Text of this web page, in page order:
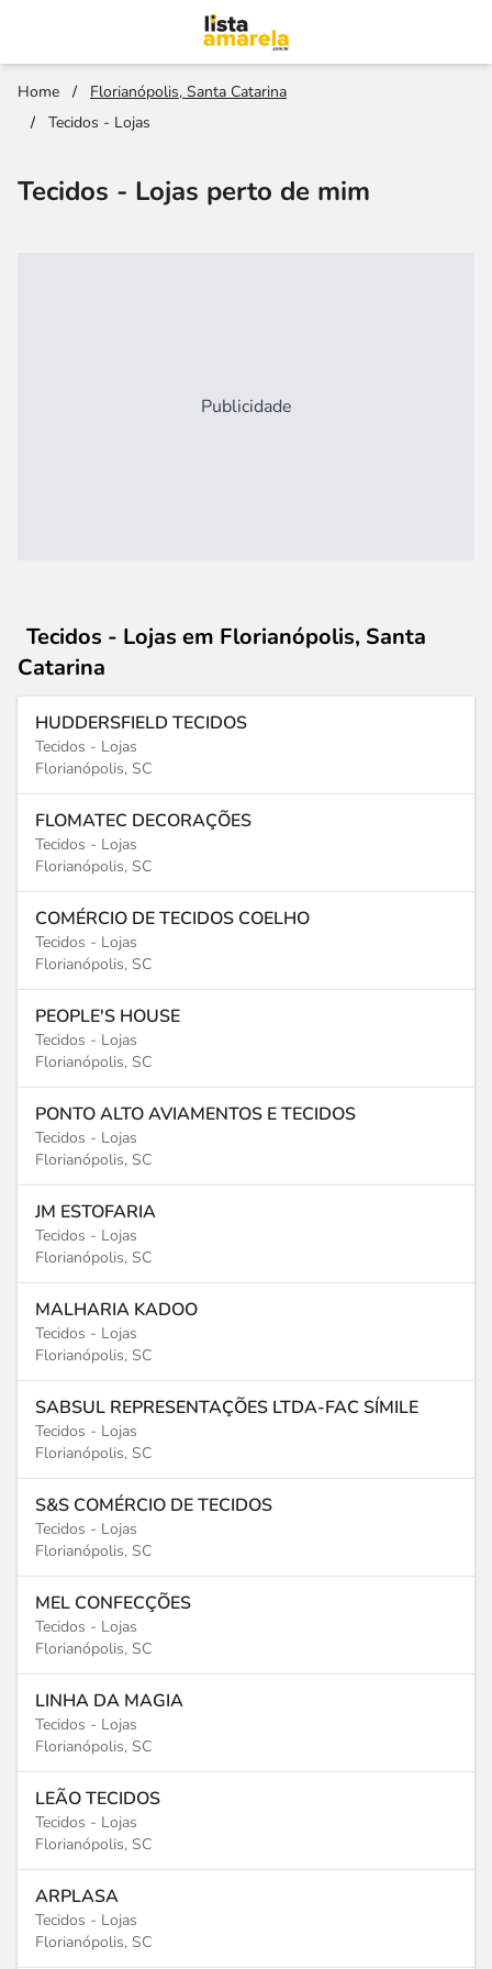
Home /
Florianópolis, Santa Catarina
/
Tecidos - Lojas
Tecidos - Lojas perto de mim
Publicidade
Tecidos - Lojas em Florianópolis, Santa
Catarina
HUDDERSFIELD TECIDOS
Tecidos - Lojas
Florianópolis, SC
FLOMATEC DECORAÇÕES
Tecidos - Lojas
Florianópolis, SC
COMÉRCIO DE TECIDOS COELHO
Tecidos - Lojas
Florianópolis, SC
PEOPLE'S HOUSE
Tecidos - Lojas
Florianópolis, SC
PONTO ALTO AVIAMENTOS E TECIDOS
Tecidos - Lojas
Florianópolis, SC
JM ESTOFARIA
Tecidos - Lojas
Florianópolis, SC
MALHARIA KADOO
Tecidos - Lojas
Florianópolis, SC
SABSUL REPRESENTAÇÕES LTDA-FAC SÍMILE
Tecidos - Lojas
Florianópolis, SC
S&S COMÉRCIO DE TECIDOS
Tecidos - Lojas
Florianópolis, SC
MEL CONFECÇÕES
Tecidos - Lojas
Florianópolis, SC
LINHA DA MAGIA
Tecidos - Lojas
Florianópolis, SC
LEÃO TECIDOS
Tecidos - Lojas
Florianópolis, SC
ARPLASA
Tecidos - Lojas
Florianópolis, SC